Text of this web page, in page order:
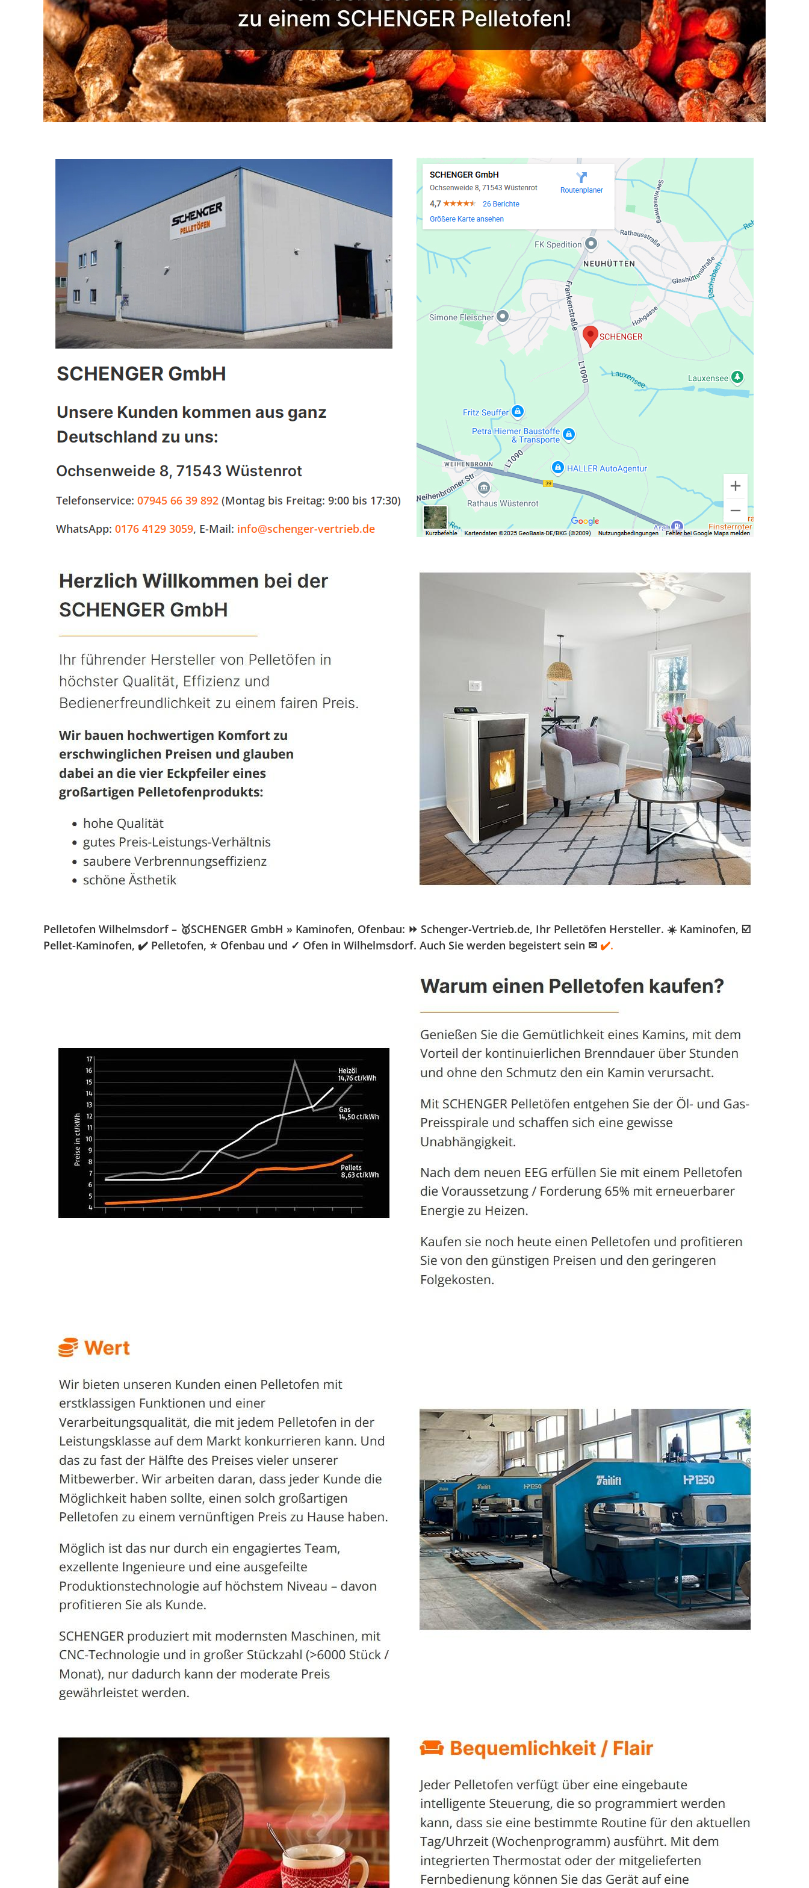
Pelletofen Wilhelmsdorf – 🥇SCHENGER GmbH » Kaminofen, Ofenbau: ⏩ Schenger-Vertrieb.de, Ihr Pelletöfen Hersteller. ☀️ Kaminofen, ☑️
Pellet-Kaminofen, ✔️ Pelletofen, ⭐ Ofenbau und ✓ Ofen in Wilhelmsdorf. Auch Sie werden begeistert sein ✉ ✔️.